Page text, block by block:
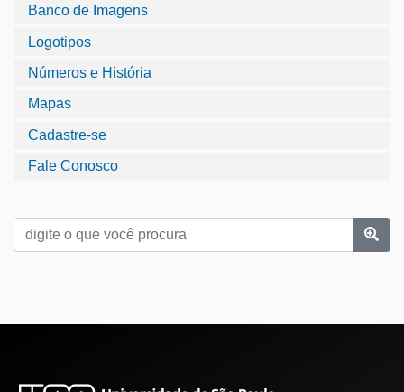
Banco de Imagens
Logotipos
Números e História
Mapas
Cadastre-se
Fale Conosco